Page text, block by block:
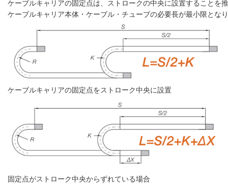
ケーブルキャリアの固定点は、ストロークの中央に設置することを
ケーブルキャリア本体・ケーブル・チューブの必要長が最小限とな
ケーブルキャリアの固定点をストローク中央に設置
固定点がストローク中央からずれている場合